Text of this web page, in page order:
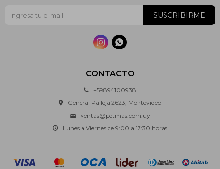
CONTACTO
+59894100938
General Palleja 2623, Montevideo
ventas@petmas.com.uy
Lunes a Viernes de 9:00 a 17:30 horas
SUSCRIBIRME
 